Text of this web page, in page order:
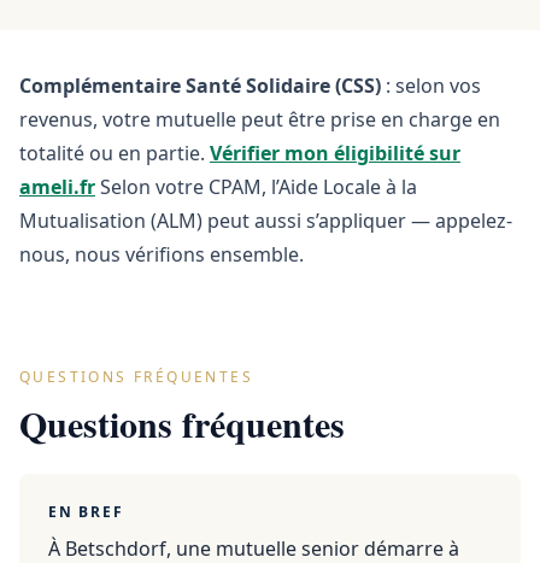
Complémentaire Santé Solidaire (CSS) : selon vos
revenus, votre mutuelle peut être prise en charge en
totalité ou en partie. Vérifier mon éligibilité sur
ameli.frSelon votre CPAM, l’Aide Locale à la
Mutualisation (ALM) peut aussi s’appliquer — appelez-
nous, nous vérifions ensemble.
QUESTIONS FRÉQUENTES
Questions fréquentes
EN BREF
À Betschdorf, une mutuelle senior démarre à